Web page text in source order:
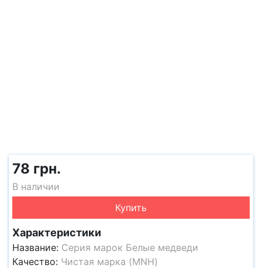
78 грн.
В наличии
Купить
Характеристики
Название: Серия марок Белые медведи
Качество: Чистая марка (MNH)